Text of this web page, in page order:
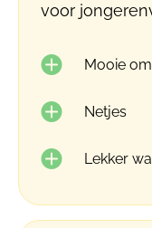
voor
Mooie
Netjes
Lekker